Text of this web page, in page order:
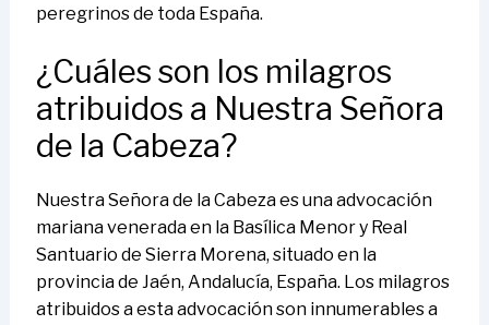
peregrinos de toda España.
¿Cuáles son los milagros
atribuidos a Nuestra Señora
de la Cabeza?
Nuestra Señora de la Cabeza es una advocación
mariana venerada en la Basílica Menor y Real
Santuario de Sierra Morena, situado en la
provincia de Jaén, Andalucía, España. Los milagros
atribuidos a esta advocación son innumerables a